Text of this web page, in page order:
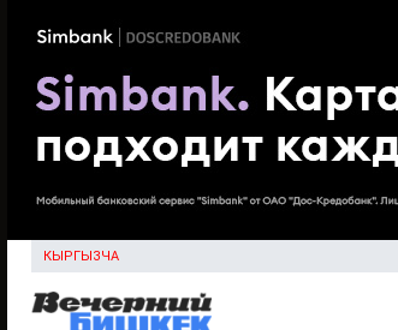
КЫРГЫЗЧА